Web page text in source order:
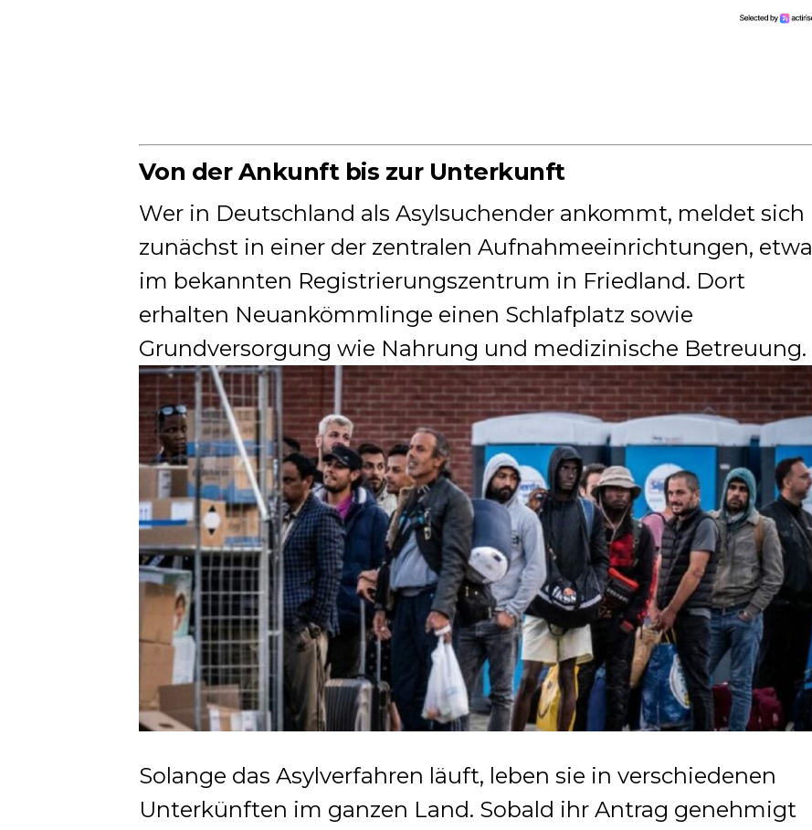
Von der Ankunft bis zur Unterkunft
Wer in Deutschland als Asylsuchender ankommt, meldet sich
zunächst in einer der zentralen Aufnahmeeinrichtungen, etwa
im bekannten Registrierungszentrum in Friedland. Dort
erhalten Neuankömmlinge einen Schlafplatz sowie
Grundversorgung wie Nahrung und medizinische Betreuung.
Solange das Asylverfahren läuft, leben sie in verschiedenen
Unterkünften im ganzen Land. Sobald ihr Antrag genehmigt